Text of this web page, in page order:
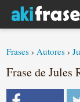
Frases ›Autores ›
Frase de Jules